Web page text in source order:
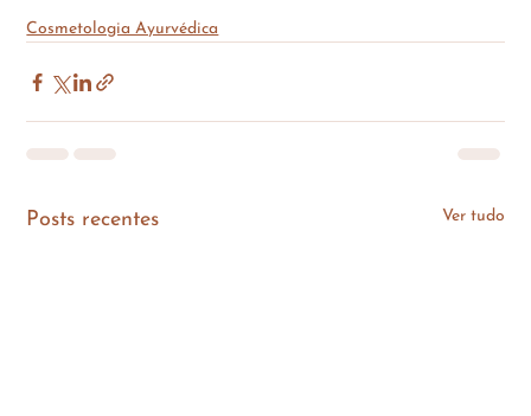
Cosmetologia Ayurvédica
Posts recentes Ver tudo